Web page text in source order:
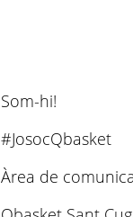
Som-hi!
#JosocQbasket
Àrea de